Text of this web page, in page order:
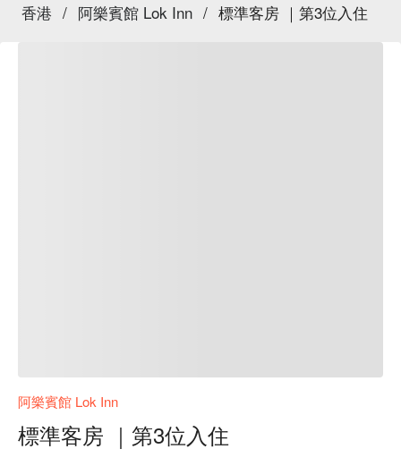
香港 / 阿樂賓館 Lok Inn / 標準客房 ｜第3位入住
阿樂賓館 Lok Inn
標準客房 ｜第3位入住